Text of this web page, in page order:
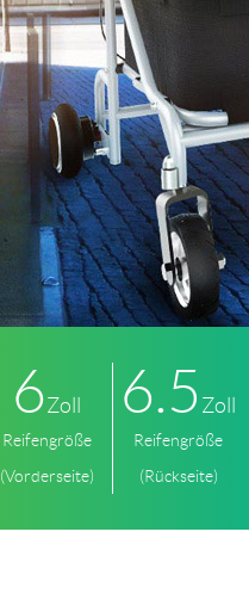
6Zoll
Reifengröße
(Vorderseite)
6.5 Zoll
Reifengröße
(Rückseite)